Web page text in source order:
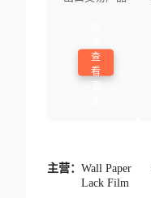
查
看
主营： Wall Paper
Lack Film